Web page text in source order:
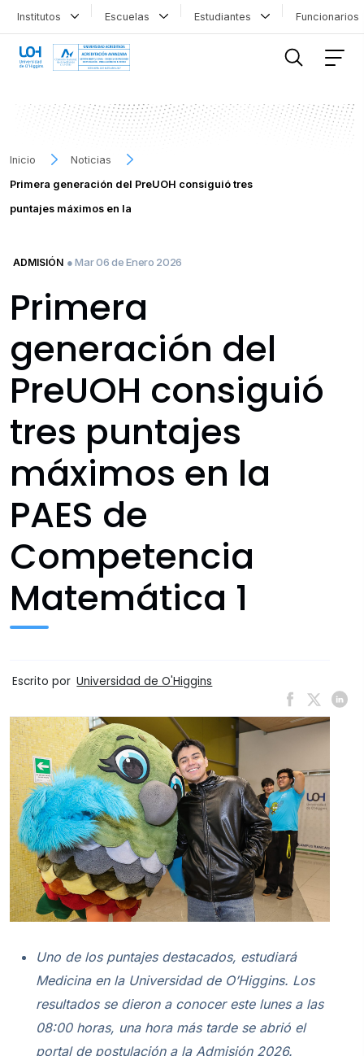
Institutos Escuelas Estudiantes
Inicio
Noticias
Primera generación del PreUOH consiguió tres
puntajes máximos en la
ADMISIÓN ● Mar 06 de Enero 2026
Primera
generación del
PreUOH consiguió
tres puntajes
máximos en la
PAES de
Competencia
Matemática 1
Escrito por Universidad de O'Higgins
Uno de los puntajes destacados, estudiará
Medicina en la Universidad de O’Higgins. Los
resultados se dieron a conocer este lunes a las
08:00 horas, una hora más tarde se abrió el
portal de postulación a la Admisión 2026.